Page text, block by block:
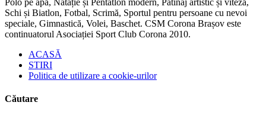
Schi și Biatlon, Fotbal, Scrimă, Sportul pentru persoane cu nevoi
speciale, Gimnastică, Volei, Baschet. CSM Corona Brașov este
continuatorul Asociației Sport Club Corona 2010.
ACASĂ
STIRI
Politica de utilizare a cookie-urilor
Căutare